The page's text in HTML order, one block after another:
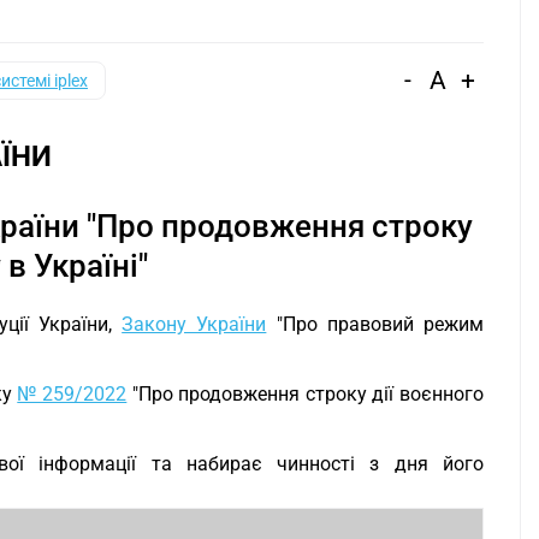
iplex - A +
"Про продовження строку
Україні"
України,Закону України "Про правовий режим
№ 259/2022 "Про продовження строку дії воєнного
інформації та набирає чинності з дня його